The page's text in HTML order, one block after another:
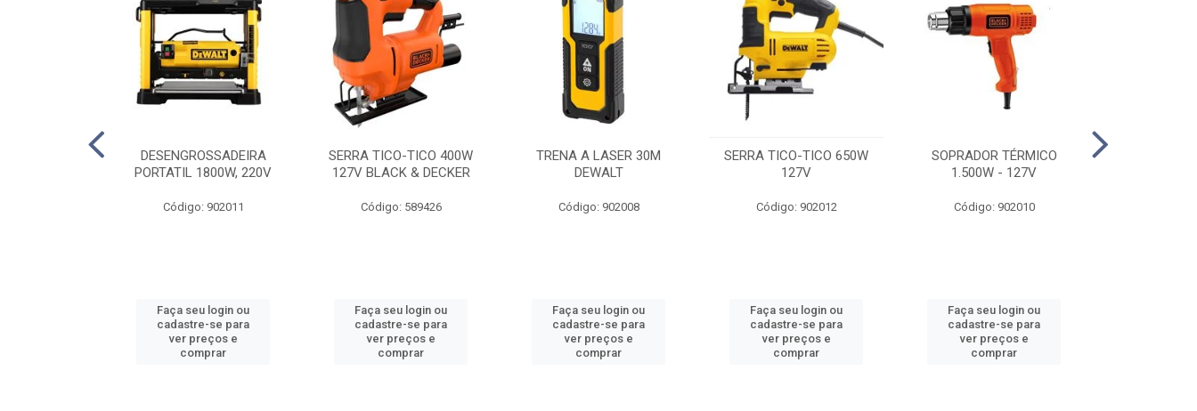
DESENGROSSADEIRA
PORTATIL 1800W, 220V
Código: 902011
Faça seu login ou
cadastre-se para
ver preços e
comprar
SERRA TICO-TICO 400W
127V BLACK & DECKER
Código: 589426
Faça seu login ou
cadastre-se para
ver preços e
comprar
TRENA A LASER 30M
DEWALT
Código: 902008
Faça seu login ou
cadastre-se para
ver preços e
comprar
SERRA TICO-TICO 650W
127V
Código: 902012
Faça seu login ou
cadastre-se para
ver preços e
comprar
SOPRADOR TÉRMICO
1.500W - 127V
Código: 902010
Faça seu login ou
cadastre-se para
ver preços e
comprar